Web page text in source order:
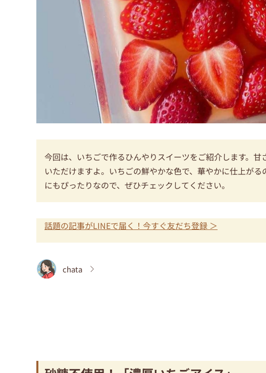
今回は、いちごで作るひんやりスイーツをご紹介します。
いただけますよ。いちごの鮮やかな色で、華やかに仕上が
にもぴったりなので、ぜひチェックしてください。
話題の記事がLINEで届く！今すぐ友だち登録 ＞
chata